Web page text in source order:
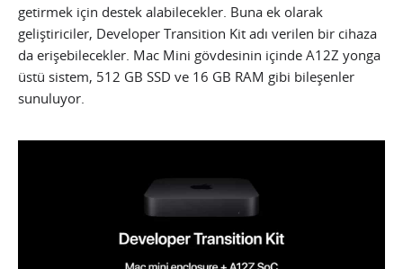
getirmek için destek alabilecekler. Buna ek olarak
geliştiriciler, Developer Transition Kit adı verilen bir cihaza
da erişebilecekler. Mac Mini gövdesinin içinde A12Z yonga
üstü sistem, 512 GB SSD ve 16 GB RAM gibi bileşenler
sunuluyor.